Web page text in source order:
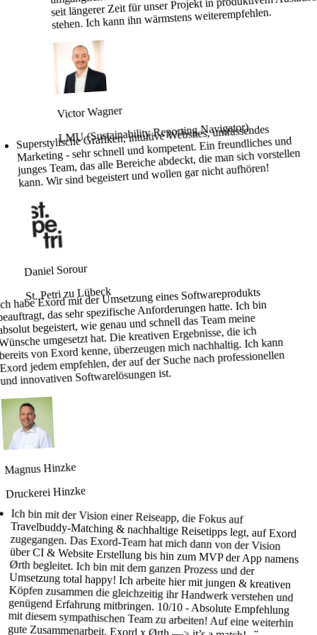
stehen. Ich kann ihn wärmstens weiterempfehlen.
Victor Wagner
LMU (Sustainability Reporting Navigator)
Superstylische Grafiken, intuitive Websites, umfassendes
Marketing - sehr schnell und kompetent. Ein freundliches und
junges Team, das alle Bereiche abdeckt, die man sich vorstellen
kann. Wir sind begeistert und wollen gar nicht aufhören!
Daniel Sorour
St. Petri zu Lübeck
habe Exord mit der Umsetzung eines Softwareprodukts
das sehr spezifische Anforderungen hatte. Ich bin
begeistert, wie genau und schnell das Team meine
umgesetzt hat. Die kreativen Ergebnisse, die ich
von Exord kenne, überzeugen mich nachhaltig. Ich kann
Exord jedem empfehlen, der auf der Suche nach professionellen
und innovativen Softwarelösungen ist.
Magnus Hinzke
Druckerei Hinzke
Ich bin mit der Vision einer Reiseapp, die Fokus auf
Travelbuddy-Matching & nachhaltige Reisetipps legt, auf Exord
zugegangen. Das Exord-Team hat mich dann von der Vision
über CI & Website Erstellung bis hin zum MVP der App namens
Ørth begleitet. Ich bin mit dem ganzen Prozess und der
Umsetzung total happy! Ich arbeite hier mit jungen & kreativen
Köpfen zusammen die gleichzeitig ihr Handwerk verstehen und
genügend Erfahrung mitbringen. 10/10 - Absolute Empfehlung
mit diesem sympathischen Team zu arbeiten! Auf eine weiterhin